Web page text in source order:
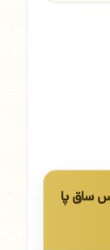
ساق پا